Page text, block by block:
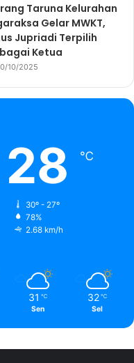
Taruna Kelurahan
Gelar MWKT,
Jupriadi Terpilih
Ketua
10/2025
28 ℃
30º - 27º
78%
2.68 km/h
31 ℃
Sen
32 ℃
Sel